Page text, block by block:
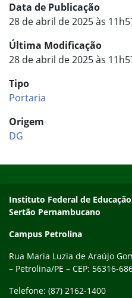
Data de Publicação
28 de abril de 2025 às
Última Modificação
28 de abril de 2025 às
Tipo
Portaria
Origem
DG
Endereço
Instituto Federal de
Sertão Pernambucano
Campus Petrolina
Rua Maria Luzia de Araújo
– Petrolina/PE – CEP: 56316-
Telefone: (87) 2162-1400